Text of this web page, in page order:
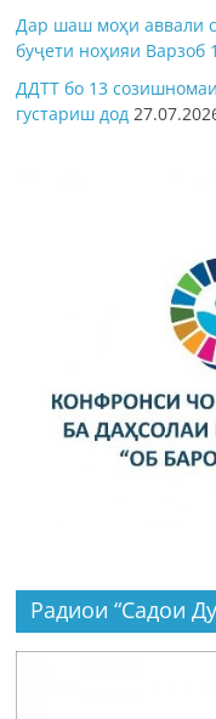
Дар шаш моҳи аввали
буҷети ноҳияи Варзоб
ДДТТ бо 13
густариш дод
Радиои “Садои